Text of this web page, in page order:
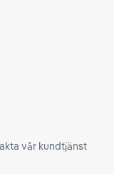
vår kundtjänst